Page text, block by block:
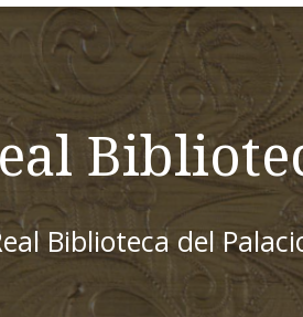
Biblioteca del